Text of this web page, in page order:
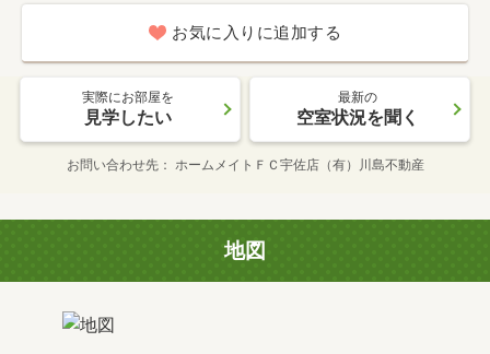
お気に入りに追加する
実際にお部屋を
見学したい
最新の
空室状況を聞く
お問い合わせ先 ホームメイトＦＣ宇佐店（有）川島不動産
地図